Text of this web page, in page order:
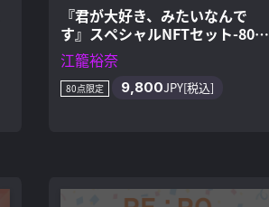
『君が大好き、みたいなんで
す』スペシャルNFTセット-80個
限定版
江籠裕奈
80点限定 9,800JPY[税込]